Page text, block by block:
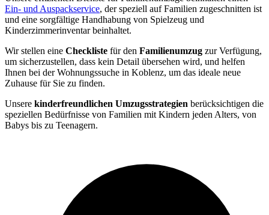
Ein- und Auspackservice, der speziell auf Familien zugeschnitten ist
und eine sorgfältige Handhabung von Spielzeug und
Kinderzimmerinventar beinhaltet.
Wir stellen eine Checkliste für den Familienumzug zur Verfügung,
um sicherzustellen, dass kein Detail übersehen wird, und helfen
Ihnen bei der Wohnungssuche in Koblenz, um das ideale neue
Zuhause für Sie zu finden.
Unsere kinderfreundlichen Umzugsstrategien berücksichtigen die
speziellen Bedürfnisse von Familien mit Kindern jeden Alters, von
Babys bis zu Teenagern.